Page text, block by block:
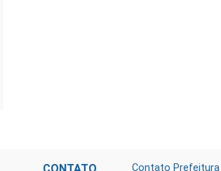
CONTATO Contato Prefeitura